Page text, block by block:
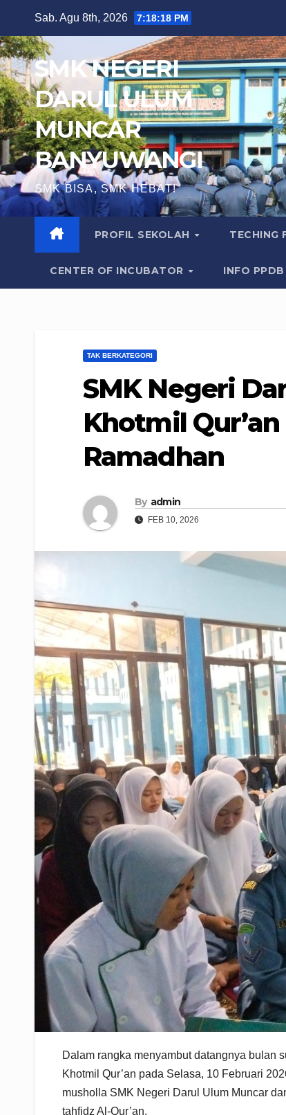
content
Sab. Agu 8th, 2026 7:18:19 PM
SMK NEGERI
DARUL ULUM
MUNCAR
BANYUWANGI
SMK BISA, SMK HEBAT!
PROFIL SEKOLAH TECHING
CENTER OF INCUBATOR INFO
TAK BERKATEGORI
SMK Negeri
Khotmil
Ramadhan
By admin
FEB 10, 2026
Dalam rangka menyambut datangnya bulan
Khotmil Qur’an pada Selasa, 10 Februari
musholla SMK Negeri Darul Ulum Muncar
tahfidz Al-Qur’an.